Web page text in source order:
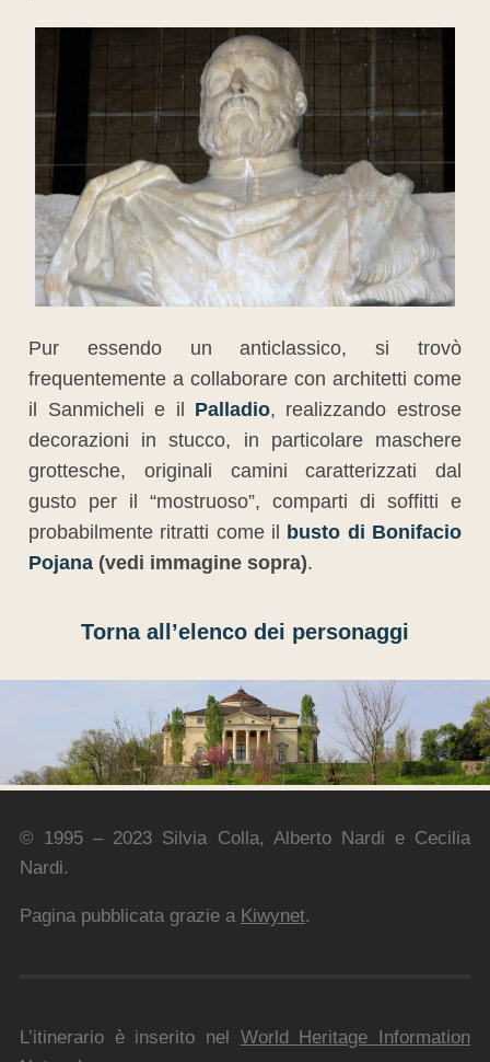
Pur essendo un anticlassico, si trovò
frequentemente a collaborare con architetti come
il Sanmicheli e il Palladio, realizzando estrose
decorazioni in stucco, in particolare maschere
grottesche, originali camini caratterizzati dal
gusto per il “mostruoso”, comparti di soffitti e
probabilmente ritratti come il
busto di Bonifacio
Pojana (vedi immagine sopra).
Torna all’elenco dei personaggi
© 1995 – 2023 Silvia Colla, Alberto Nardi e Cecilia
Nardi.
Pagina pubblicata grazie a Kiwynet.
L’itinerario è inserito nel World Heritage Information